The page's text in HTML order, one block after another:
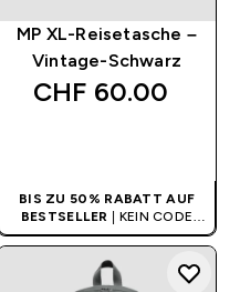
MP XL-Reisetasche –
Vintage-Schwarz
CHF 60.00‎
BIS ZU 50% RABATT AUF
BESTSELLER | KEIN CODE
BENÖTIGT